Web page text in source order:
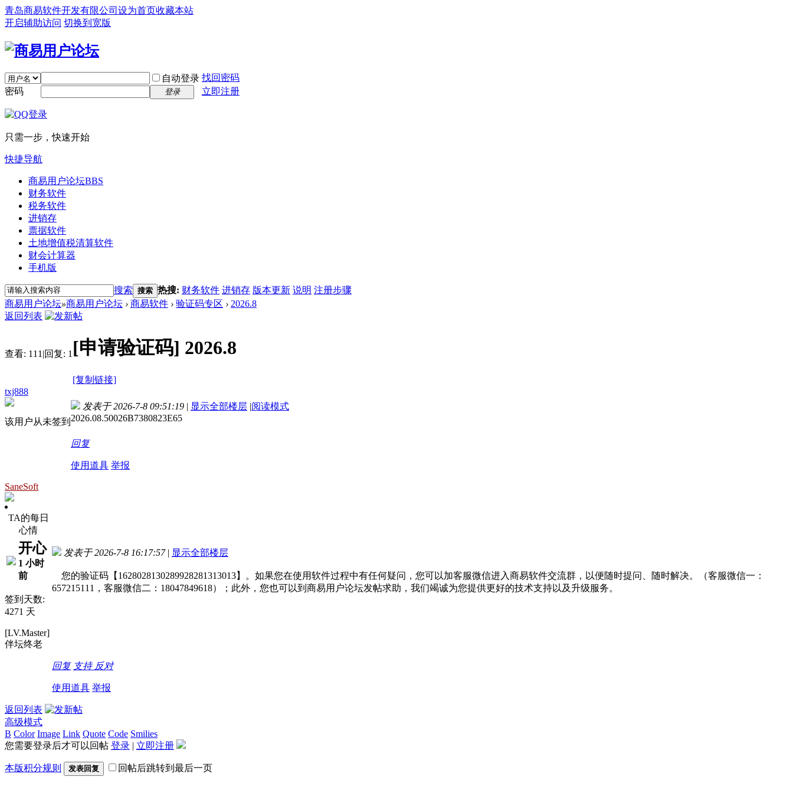
青岛商易软件开发有限公司 设为首页收藏本站
开启辅助访问 切换到宽版
自动登录 找回密码
密码
登录 立即注册
只需一步，快速开始
快捷导航
商易用户论坛BBS
财务软件
税务软件
进销存
票据软件
土地增值税清算软件
财会计算器
手机版
搜索 搜索 热搜: 财务软件 进销存 版本更新 说明 注册步骤
商易用户论坛»商易用户论坛 › 商易软件 › 验证码专区 › 2026.8
返回列表
查看: 111 |回复: 1 [申请验证码] 2026.8
[复制链接]
txj888
该用户从未签到
发表于 2026-7-8 09:51:19 | 显示全部楼层 |阅读模式
2026.08.50026B7380823E65
回复
使用道具 举报
SaneSoft
TA的每日
心情
开心
1 小时
前
签到天数:
4271 天
[LV.Master]
伴坛终老
发表于 2026-7-8 16:17:57 | 显示全部楼层
您的验证码【1628028130289928281313013】。如果您在使用软件过程中有任何疑问，您可以加客服微信进入商易软件交流群，以便随时提问、随时解决。（客服微信一：
657215111，客服微信二：18047849618）；此外，您也可以到商易用户论坛发帖求助，我们竭诚为您提供更好的技术支持以及升级服务。
回复 支持 反对
使用道具 举报
返回列表
高级模式
B Color Image Link Quote Code Smilies
您需要登录后才可以回帖 登录 | 立即注册
本版积分规则 发表回复 回帖后跳转到最后一页